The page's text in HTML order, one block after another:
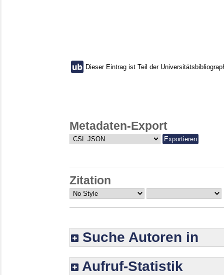
Dieser Eintrag ist Teil der
Metadaten-Export
Zitation
Suche Autoren in
Aufruf-Statistik